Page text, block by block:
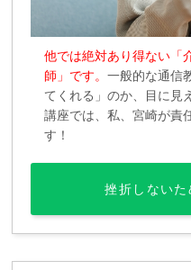
他では絶対あり得ない「
師」です。一般的な通信
てくれる」のか、目に見
講座では、私、宮崎が責
す！
挫折しない